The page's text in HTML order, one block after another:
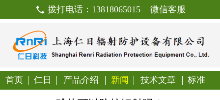
拨打电话：13818065015